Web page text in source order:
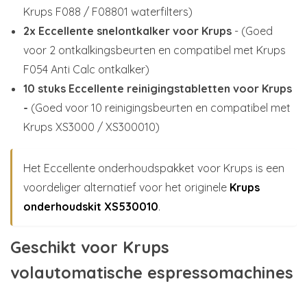
Krups F088 / F08801 waterfilters)
2x Eccellente snelontkalker voor Krups - (Goed
voor 2 ontkalkingsbeurten en compatibel met Krups
F054 Anti Calc ontkalker)
10 stuks Eccellente reinigingstabletten voor Krups
- (Goed voor 10 reinigingsbeurten en compatibel met
Krups XS3000 / XS300010)
Het Eccellente onderhoudspakket voor Krups is een
voordeliger alternatief voor het originele Krups
onderhoudskit XS530010.
Geschikt voor Krups
volautomatische espressomachines